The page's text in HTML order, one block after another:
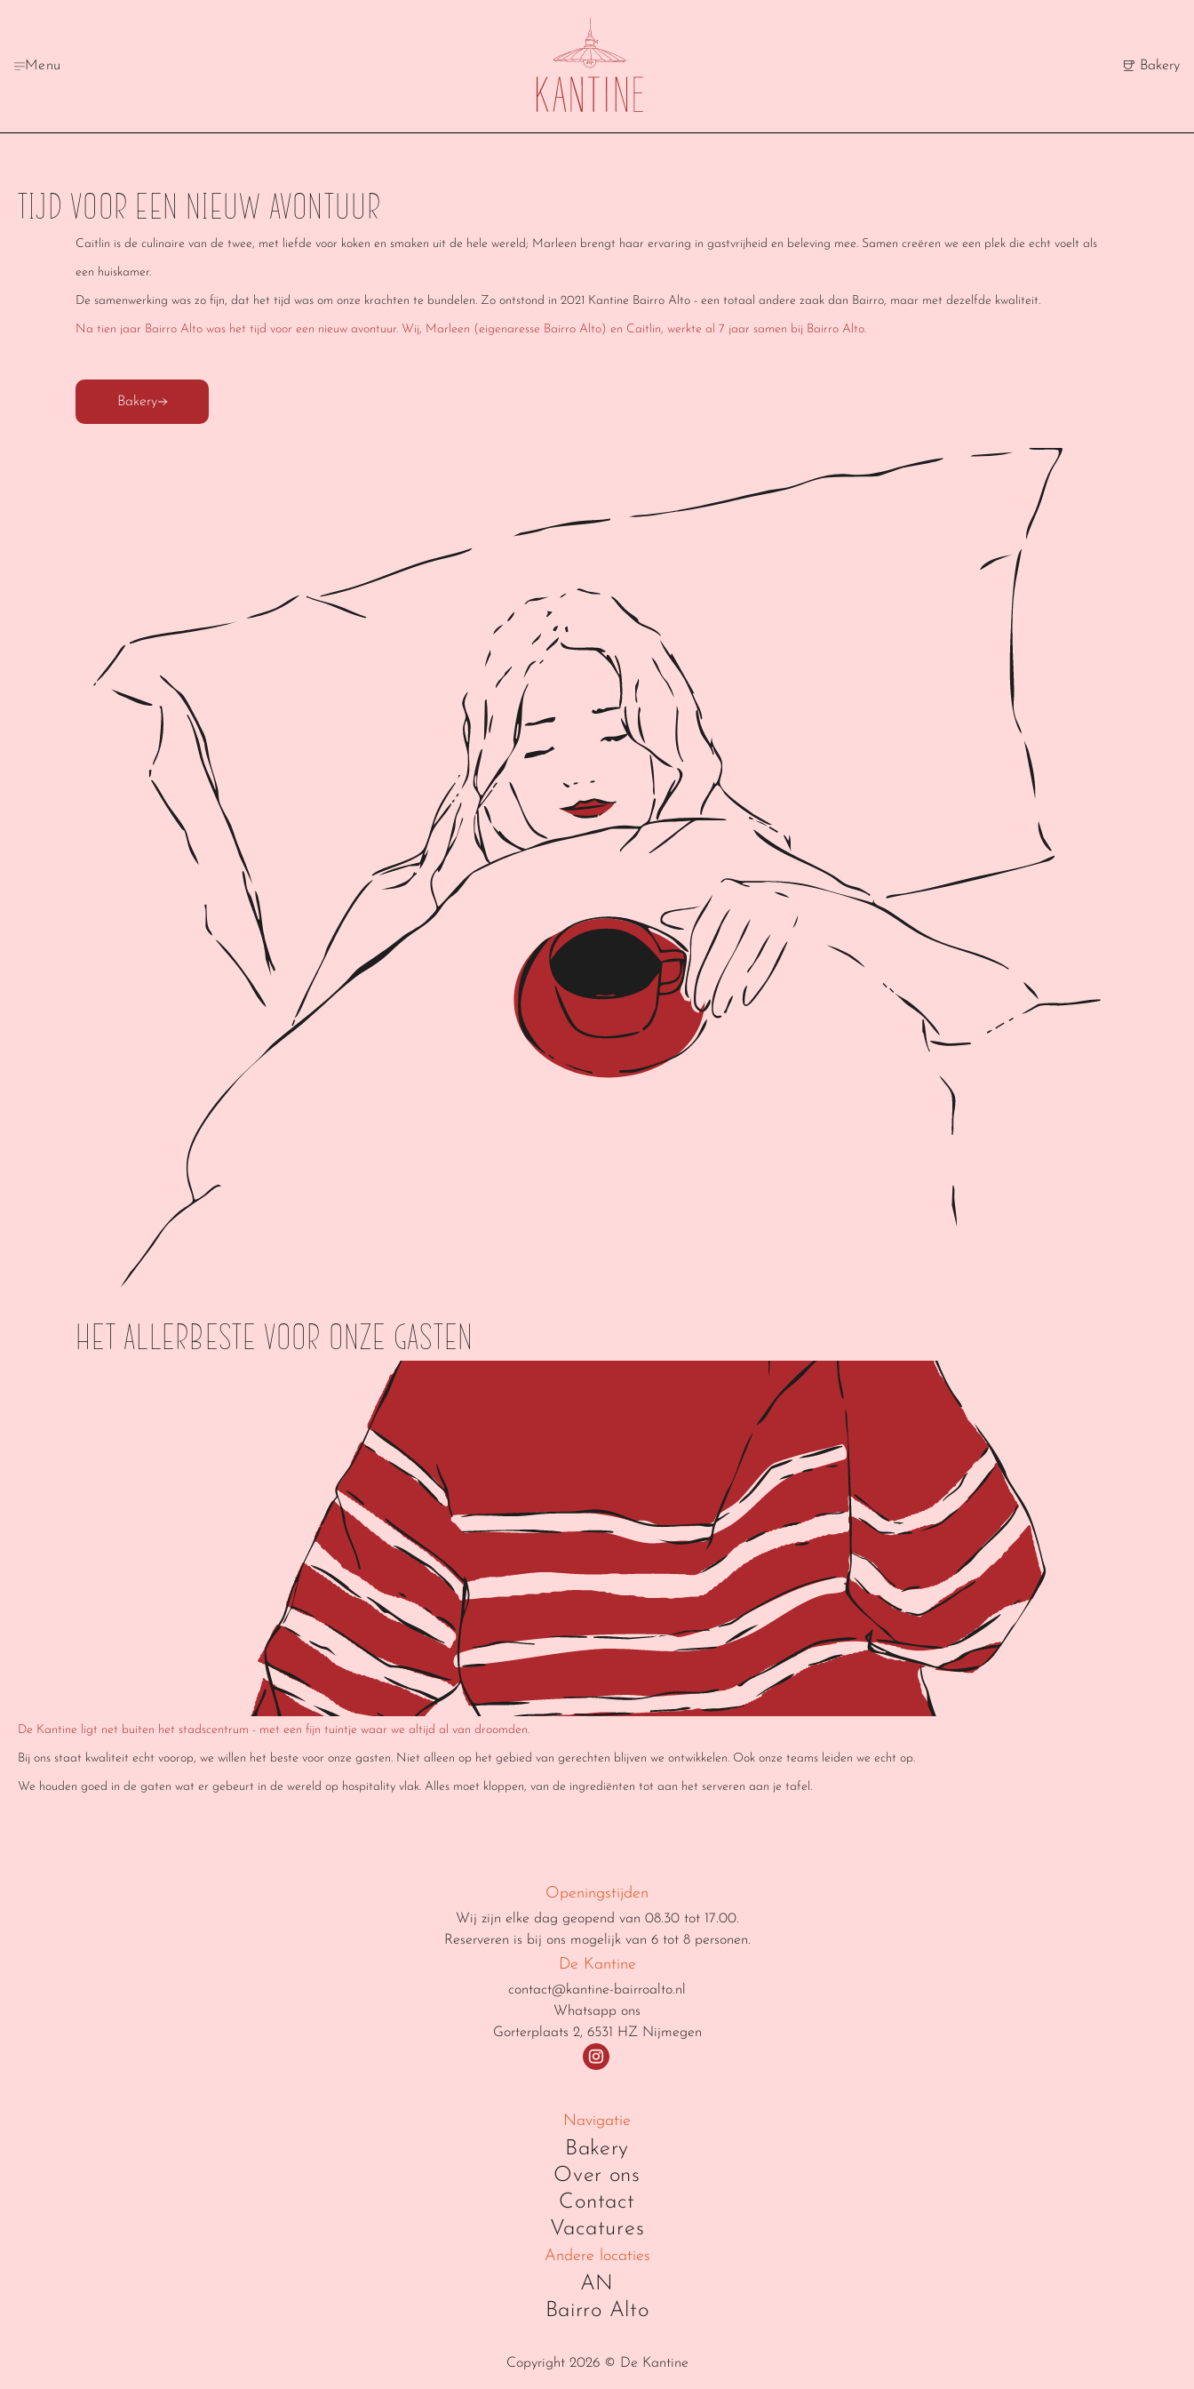
Menu Bakery
Tijd voor een nieuw avontuur
Caitlin is de culinaire van de twee, met liefde voor koken en smaken uit de hele wereld; Marleen brengt haar ervaring in gastvrijheid en beleving mee. Samen creëren we een plek die echt voelt als
een huiskamer.
De samenwerking was zo fijn, dat het tijd was om onze krachten te bundelen. Zo ontstond in 2021 Kantine Bairro Alto - een totaal andere zaak dan Bairro, maar met dezelfde kwaliteit.
Na tien jaar Bairro Alto was het tijd voor een nieuw avontuur. Wij, Marleen (eigenaresse Bairro Alto) en Caitlin, werkte al 7 jaar samen bij Bairro Alto.
Bakery
Het allerbeste voor onze gasten
De Kantine ligt net buiten het stadscentrum - met een fijn tuintje waar we altijd al van droomden.
Bij ons staat kwaliteit echt voorop, we willen het beste voor onze gasten. Niet alleen op het gebied van gerechten blijven we ontwikkelen. Ook onze teams leiden we echt op.
We houden goed in de gaten wat er gebeurt in de wereld op hospitality vlak. Alles moet kloppen, van de ingrediënten tot aan het serveren aan je tafel.
Openingstijden
Wij zijn elke dag geopend van 08.30 tot 17.00.
Reserveren is bij ons mogelijk van 6 tot 8 personen.
De Kantine
contact@kantine-bairroalto.nl
Whatsapp ons
Gorterplaats 2, 6531 HZ Nijmegen
Navigatie
Bakery
Over ons
Contact
Vacatures
Andere locaties
AN
Bairro Alto
Copyright 2026 © De Kantine